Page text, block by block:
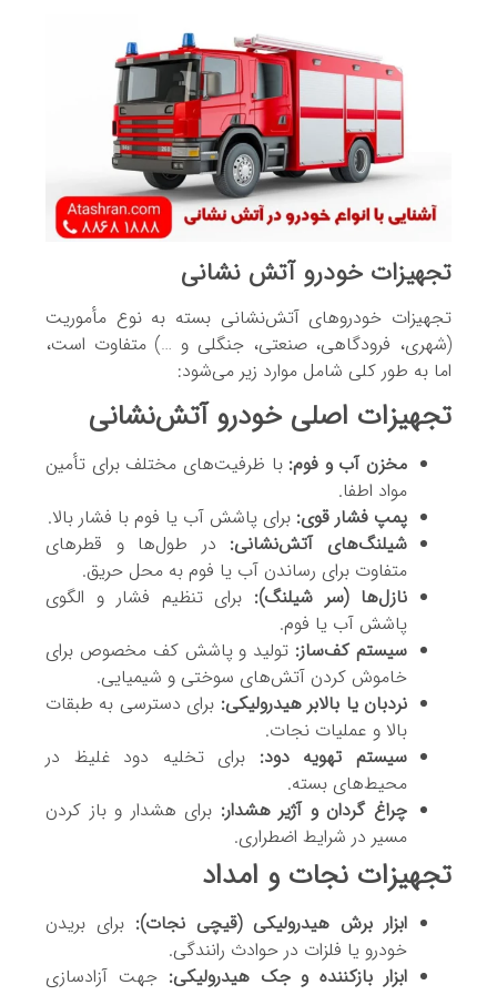
تجهیزات خودرو آتش نشانی
تجهیزات خودروهای آتش‌نشانی بسته به نوع مأموریت
(شهری، فرودگاهی، صنعتی، جنگلی و …) متفاوت است،
اما به طور کلی شامل موارد زیر می‌شود:
تجهیزات اصلی خودرو آتش‌نشانی
مخزن آب و فوم:با ظرفیت‌های مختلف برای تأمین
مواد اطفا.
پمپ فشار قوی:برای پاشش آب یا فوم با فشار بالا.
شیلنگ‌های آتش‌نشانی:در طول‌ها و قطرهای
متفاوت برای رساندن آب یا فوم به محل حریق.
نازل‌ها (سر شیلنگ):برای تنظیم فشار و الگوی
پاشش آب یا فوم.
سیستم کف‌ساز:تولید و پاشش کف مخصوص برای
خاموش کردن آتش‌های سوختی و شیمیایی.
نردبان یا بالابر هیدرولیکی:برای دسترسی به طبقات
بالا و عملیات نجات.
سیستم تهویه دود:برای تخلیه دود غلیظ در
محیط‌های بسته.
چراغ گردان و آژیر هشدار:برای هشدار و باز کردن
مسیر در شرایط اضطراری.
تجهیزات نجات و امداد
ابزار برش هیدرولیکی (قیچی نجات):برای بریدن
خودرو یا فلزات در حوادث رانندگی.
ابزار بازکننده و جک هیدرولیکی:جهت آزادسازی